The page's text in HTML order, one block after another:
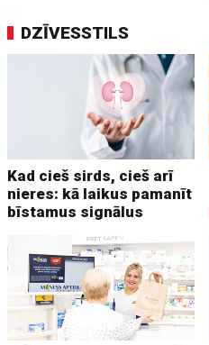
DZĪVESSTILS
Kad cieš sirds, cieš arī
nieres: kā laikus pamanīt
bīstamus signālus